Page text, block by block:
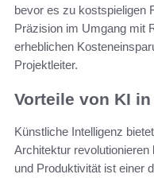
bevor es zu kostspieligen
Präzision im Umgang mit
erheblichen
Projektleiter.
Vorteile von KI
Künstliche Intelligenz
Architektur revolutionieren
und Produktivität ist einer